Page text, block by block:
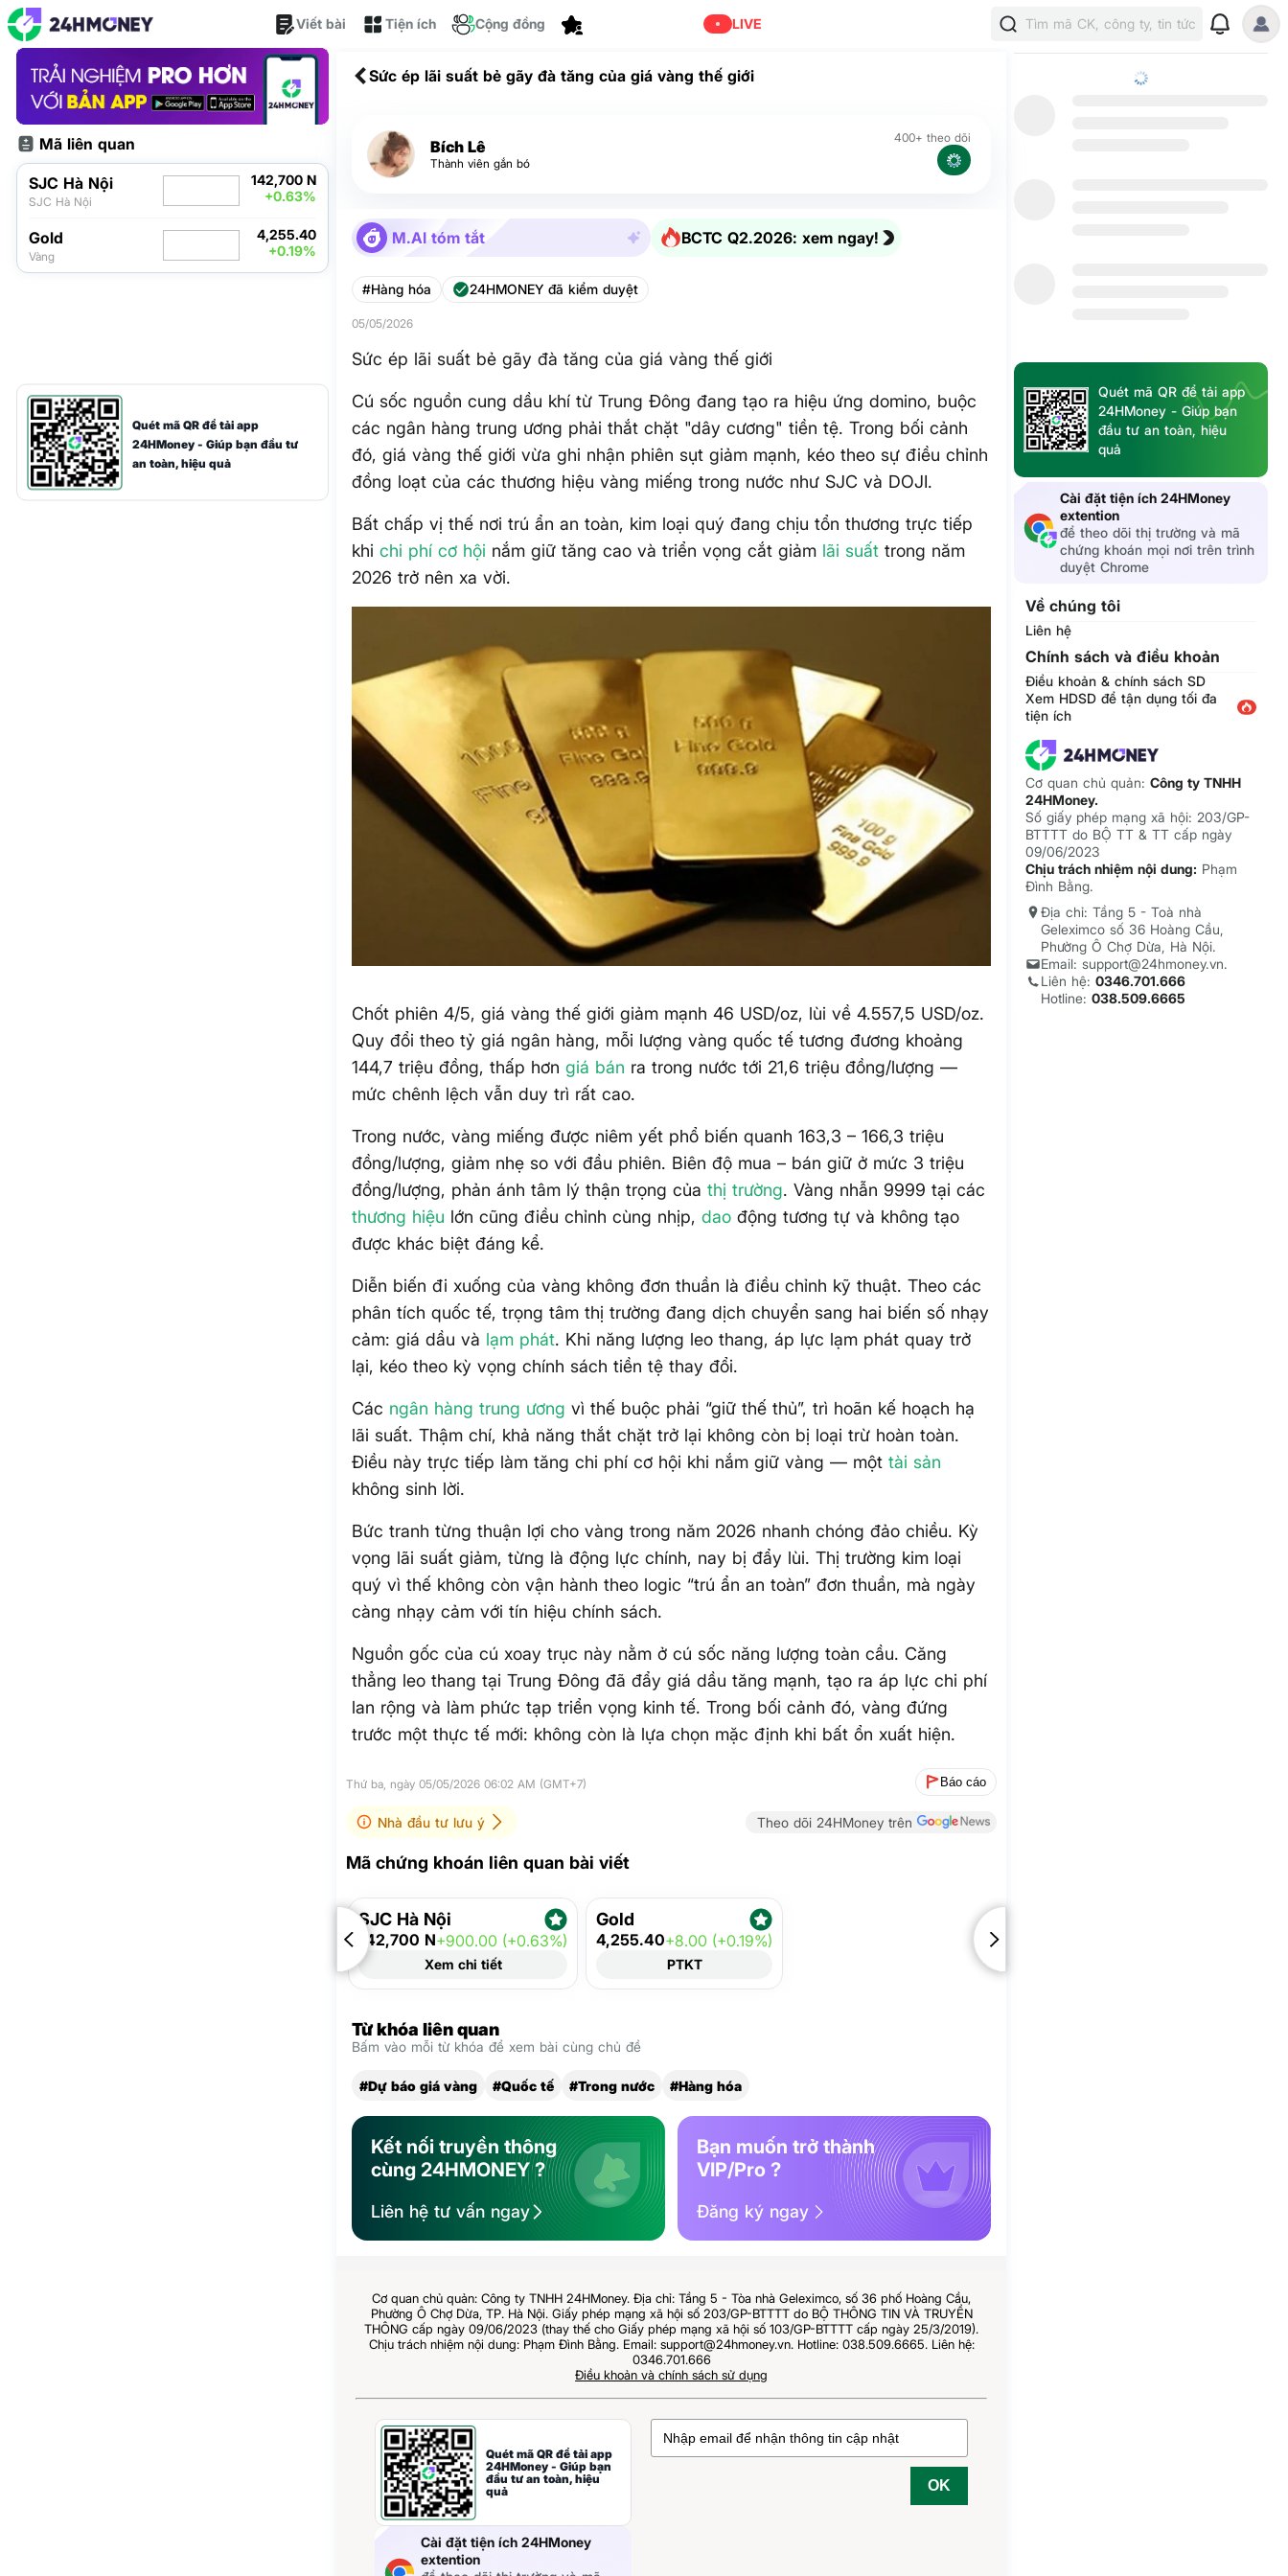
Viết bài Tiện ích Cộng đồng LIVE Tìm mã CK, công ty, tin tức
Mã liên quan
SJC Hà Nội
SJC Hà Nội
142,700 N
+0.63%
Gold
Vàng
4,255.40
+0.19%
Quét mã QR để tải app
24HMoney - Giúp bạn đầu tư
an toàn, hiệu quả
Sức ép lãi suất bẻ gãy đà tăng của giá vàng thế giới
Bích Lê
Thành viên gắn bó
400+ theo dõi
M.AI tóm tắt BCTC Q2.2026: xem ngay!
#Hàng hóa 24HMONEY đã kiểm duyệt
05/05/2026
Sức ép lãi suất bẻ gãy đà tăng của giá vàng thế giới
Cú sốc nguồn cung dầu khí từ Trung Đông đang tạo ra hiệu ứng domino, buộc
các ngân hàng trung ương phải thắt chặt "dây cương" tiền tệ. Trong bối cảnh
đó, giá vàng thế giới vừa ghi nhận phiên sụt giảm mạnh, kéo theo sự điều chỉnh
đồng loạt của các thương hiệu vàng miếng trong nước như SJC và DOJI.
Bất chấp vị thế nơi trú ẩn an toàn, kim loại quý đang chịu tổn thương trực tiếp
khichi phí cơ hội nắm giữ tăng cao và triển vọng cắt giảm lãi suất trong năm
2026 trở nên xa vời.
Chốt phiên 4/5, giá vàng thế giới giảm mạnh 46 USD/oz, lùi về 4.557,5 USD/oz.
Quy đổi theo tỷ giá ngân hàng, mỗi lượng vàng quốc tế tương đương khoảng
144,7 triệu đồng, thấp hơngiá bán ra trong nước tới 21,6 triệu đồng/lượng —
mức chênh lệch vẫn duy trì rất cao.
Trong nước, vàng miếng được niêm yết phổ biến quanh 163,3 – 166,3 triệu
đồng/lượng, giảm nhẹ so với đầu phiên. Biên độ mua – bán giữ ở mức 3 triệu
đồng/lượng, phản ánh tâm lý thận trọng củathị trường. Vàng nhẫn 9999 tại các
thương hiệu lớn cũng điều chỉnh cùng nhịp,dao động tương tự và không tạo
được khác biệt đáng kể.
Diễn biến đi xuống của vàng không đơn thuần là điều chỉnh kỹ thuật. Theo các
phân tích quốc tế, trọng tâm thị trường đang dịch chuyển sang hai biến số nhạy
cảm: giá dầu và lạm phát. Khi năng lượng leo thang, áp lực lạm phát quay trở
lại, kéo theo kỳ vọng chính sách tiền tệ thay đổi.
Các ngân hàng trung ương vì thế buộc phải “giữ thế thủ”, trì hoãn kế hoạch hạ
lãi suất. Thậm chí, khả năng thắt chặt trở lại không còn bị loại trừ hoàn toàn.
Điều này trực tiếp làm tăng chi phí cơ hội khi nắm giữ vàng — mộttài sản
không sinh lời.
Bức tranh từng thuận lợi cho vàng trong năm 2026 nhanh chóng đảo chiều. Kỳ
vọng lãi suất giảm, từng là động lực chính, nay bị đẩy lùi. Thị trường kim loại
quý vì thế không còn vận hành theo logic “trú ẩn an toàn” đơn thuần, mà ngày
càng nhạy cảm với tín hiệu chính sách.
Nguồn gốc của cú xoay trục này nằm ở cú sốc năng lượng toàn cầu. Căng
thẳng leo thang tại Trung Đông đã đẩy giá dầu tăng mạnh, tạo ra áp lực chi phí
lan rộng và làm phức tạp triển vọng kinh tế. Trong bối cảnh đó, vàng đứng
trước một thực tế mới: không còn là lựa chọn mặc định khi bất ổn xuất hiện.
Thứ ba, ngày 05/05/2026 06:02 AM (GMT+7) Báo cáo
Nhà đầu tư lưu ý Theo dõi 24HMoney trên
Mã chứng khoán liên quan bài viết
SJC Hà Nội
142,700 N+900.00 (+0.63%)
Xem chi tiết
Gold
4,255.40+8.00 (+0.19%)
PTKT
Từ khóa liên quan
Bấm vào mỗi từ khóa để xem bài cùng chủ đề
#Dự báo giá vàng #Quốc tế #Trong nước #Hàng hóa
Kết nối truyền thông
cùng 24HMONEY ?
Liên hệ tư vấn ngay
Bạn muốn trở thành
VIP/Pro ?
Đăng ký ngay
Cơ quan chủ quản: Công ty TNHH 24HMoney. Địa chỉ: Tầng 5 - Tòa nhà Geleximco, số 36 phố Hoàng Cầu,
Phường Ô Chợ Dừa, TP. Hà Nội. Giấy phép mạng xã hội số 203/GP-BTTTT do BỘ THÔNG TIN VÀ TRUYỀN
THÔNG cấp ngày 09/06/2023 (thay thế cho Giấy phép mạng xã hội số 103/GP-BTTTT cấp ngày 25/3/2019).
Chịu trách nhiệm nội dung: Phạm Đình Bằng. Email: support@24hmoney.vn. Hotline: 038.509.6665. Liên hệ:
0346.701.666
Điều khoản và chính sách sử dụng
Quét mã QR để tải app
24HMoney - Giúp bạn
đầu tư an toàn, hiệu
quả
Cài đặt tiện ích 24HMoney
extention
OK
Quét mã QR để tải app
24HMoney - Giúp bạn
đầu tư an toàn, hiệu
quả
Cài đặt tiện ích 24HMoney
extention
để theo dõi thị trường và mã
chứng khoán mọi nơi trên trình
duyệt Chrome
Về chúng tôi
Liên hệ
Chính sách và điều khoản
Điều khoản & chính sách SD
Xem HDSD để tận dụng tối đa
tiện ích
Cơ quan chủ quản:Công ty TNHH
24HMoney.
Số giấy phép mạng xã hội: 203/GP-
BTTTT do BỘ TT & TT cấp ngày
09/06/2023
Chịu trách nhiệm nội dung: Phạm
Đình Bằng.
Địa chỉ: Tầng 5 - Toà nhà
Geleximco số 36 Hoàng Cầu,
Phường Ô Chợ Dừa, Hà Nội.
Email: support@24hmoney.vn.
Liên hệ:0346.701.666
Hotline:038.509.6665